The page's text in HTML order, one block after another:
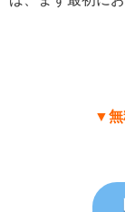
▼無